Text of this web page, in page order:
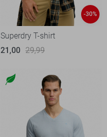
-30%
Superdry T-shirt
21,00 29,99